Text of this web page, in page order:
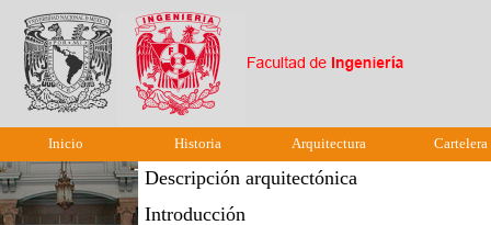
Inicio Historia Arquitectura Cartelera